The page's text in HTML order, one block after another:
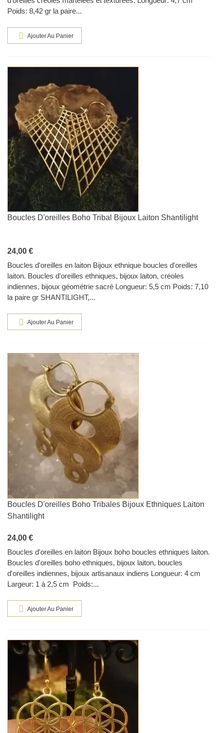
Poids: 8,42 gr la paire...
Ajouter Au Panier
Boucles D'oreilles Boho Tribal Bijoux Laiton Shantilight
24,00 €
Boucles d'oreilles en laiton Bijoux ethnique boucles d'oreilles
laiton. Boucles d'oreilles ethniques, bijoux laiton, créoles
indiennes, bijoux géométrie sacré Longueur: 5,5 cm Poids: 7,10
la paire gr SHANTILIGHT,...
Ajouter Au Panier
Boucles D'oreilles Boho Tribales Bijoux Ethniques Laiton
Shantilight
24,00 €
Boucles d'oreilles en laiton Bijoux boho boucles ethniques laiton.
Boucles d'oreilles boho ethniques, bijoux laiton, boucles
d'oreilles indiennes, bijoux artisanaux indiens Longueur: 4 cm
Largeur: 1 à 2,5 cm Poids:...
Ajouter Au Panier